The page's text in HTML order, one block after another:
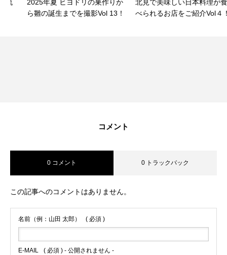
2025年夏 ヒヨドリの巣作りか
ら雛の誕生までを撮影Vol 13！
北見で美味しい日本料理が食
べられるお店をご紹介Vol４！
コメント
0 コメント 0 トラックバック
この記事へのコメントはありません。
名前（例：山田 太郎） ( 必須 )
E-MAIL ( 必須 ) - 公開されません -